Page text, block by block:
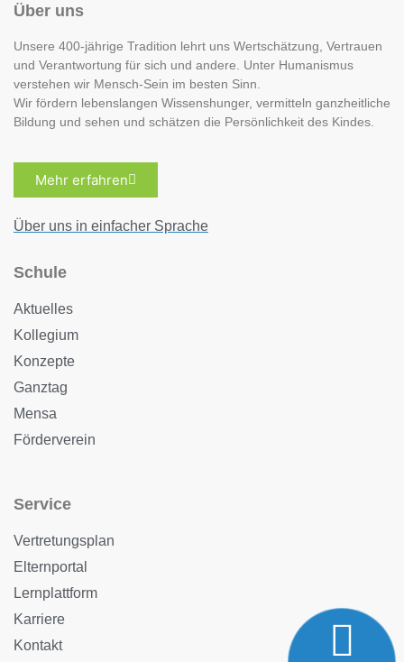
Über uns
Unsere 400-jährige Tradition lehrt uns Wertschätzung, Vertrauen
und Verantwortung für sich und andere. Unter Humanismus
verstehen wir Mensch-Sein im besten Sinn.
Wir fördern lebenslangen Wissenshunger, vermitteln ganzheitliche
Bildung und sehen und schätzen die Persönlichkeit des Kindes.
Mehr erfahren
Über uns in einfacher Sprache
Schule
Aktuelles
Kollegium
Konzepte
Ganztag
Mensa
Förderverein
Service
Vertretungsplan
Elternportal
Lernplattform
Karriere
Kontakt